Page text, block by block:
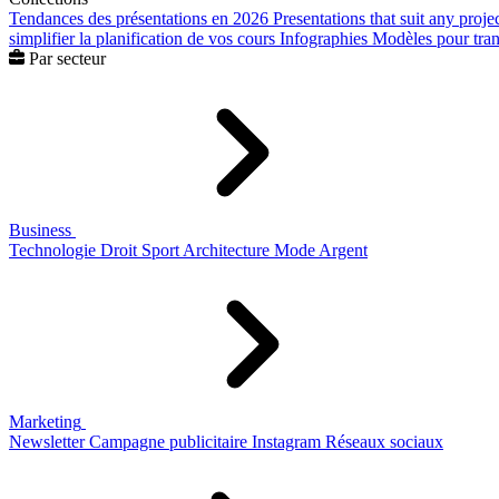
Tendances des présentations en 2026 Presentations that suit any
simplifier la planification de vos cours Infographies Modèles pour
Par secteur
Business
Technologie Droit Sport Architecture Mode Argent
Marketing
Newsletter Campagne publicitaire Instagram Réseaux sociaux